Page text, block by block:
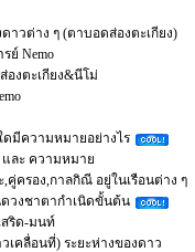
าวต่าง ๆ (ตาบอดส่องตะเกียง)
ย์ Nemo
งตะเกียง&นีโม่
ดมีความหมายอย่างไร
ละ ความหมาย
ครอง,กาลกิณี อยู่ในเรือนต่าง ๆ
วงชาตากำเนิดขั้นต้น
สริด-มนท์
เคลื่อนที่) ระยะห่างของดาว